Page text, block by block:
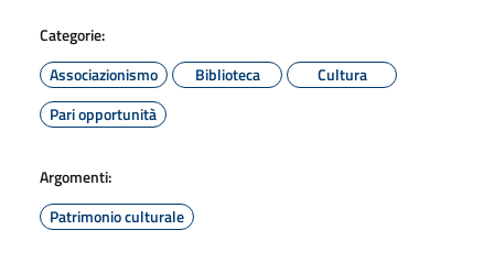
Categorie:
Associazionismo
Biblioteca
Cultura
Pari opportunità
Argomenti:
Patrimonio culturale